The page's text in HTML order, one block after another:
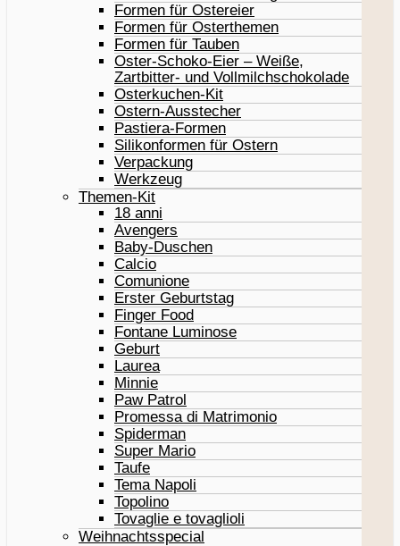
Formen für Ostereier
Formen für Osterthemen
Formen für Tauben
Oster-Schoko-Eier – Weiße,
Zartbitter- und Vollmilchschokolade
Osterkuchen-Kit
Ostern-Ausstecher
Pastiera-Formen
Silikonformen für Ostern
Verpackung
Werkzeug
Themen-Kit
18 anni
Avengers
Baby-Duschen
Calcio
Comunione
Erster Geburtstag
Finger Food
Fontane Luminose
Geburt
Laurea
Minnie
Paw Patrol
Promessa di Matrimonio
Spiderman
Super Mario
Taufe
Tema Napoli
Topolino
Tovaglie e tovaglioli
Weihnachtsspecial